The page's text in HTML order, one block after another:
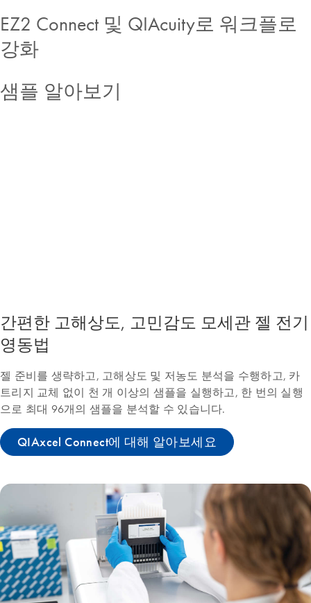
EZ2 Connect 및 QIAcuity로 워크플로
강화
샘플 알아보기
간편한 고해상도, 고민감도 모세관 젤 전기
영동법
젤 준비를 생략하고, 고해상도 및 저농도 분석을 수행하고, 카
트리지 교체 없이 천 개 이상의 샘플을 실행하고, 한 번의 실행
으로 최대 96개의 샘플을 분석할 수 있습니다.
QIAxcel Connect에 대해 알아보세요